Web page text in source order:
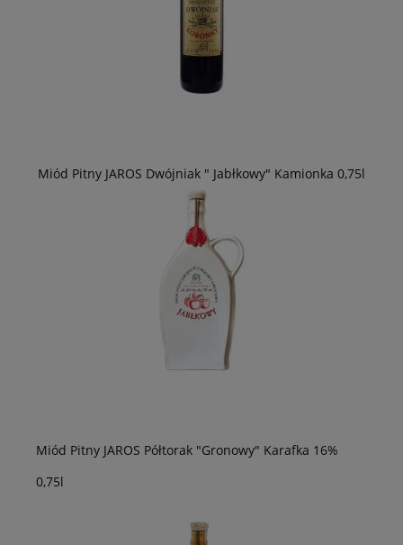
Miód Pitny JAROS Dwójniak " Jabłkowy" Kamionka 0,75l
Miód Pitny JAROS Półtorak "Gronowy" Karafka 16%
0,75l